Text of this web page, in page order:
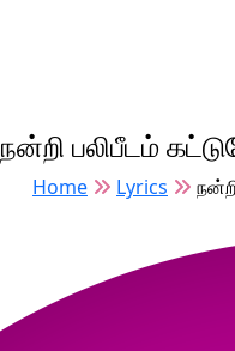
நன்றி பலிபீடம்
Home Lyrics